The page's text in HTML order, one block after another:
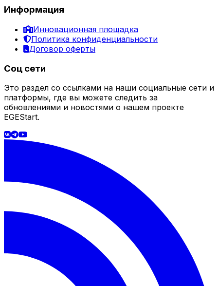
Информация
Инновационная площадка
Политика конфиденциальности
Договор оферты
Соц сети
Это раздел со ссылками на наши социальные сети и
платформы, где вы можете следить за
обновлениями и новостями о нашем проекте
EGEStart.